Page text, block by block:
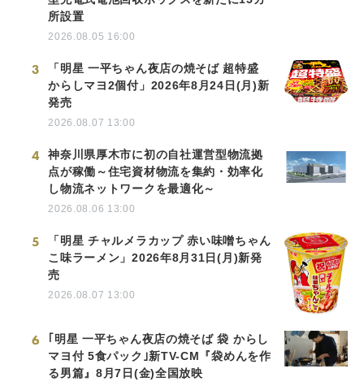
所設置
2026.08.05 16:00
3
「明星 一平ちゃん夜店の焼そば 超特盛
からしマヨ2個付」2026年8月24日(月)新
発売
2026.08.07 13:00
4
神奈川県厚木市に初の自社運営型物流拠
点が稼働～住宅資材物流を集約・効率化
し物流ネットワークを最適化～
2026.08.06 13:00
5
「明星 チャルメラカップ 赤い味噌ちゃん
こ味ラーメン」2026年8月31日(月)新発
売
2026.08.07 13:00
6
｢明星 一平ちゃん夜店の焼そば 袋 からし
マヨ付 5食パック｣新TV-CM『袋めんを作
る男篇』8月7日(金)全国放映